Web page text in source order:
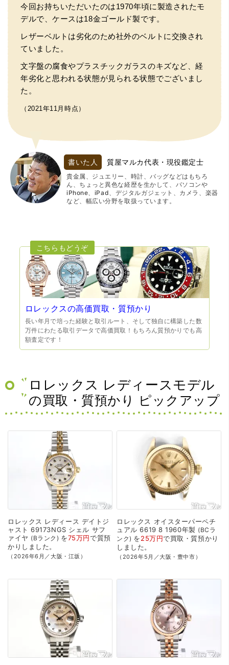
今回お持ちいただいたのは1970年頃に製造されたモ
デルで、ケースは18金ゴールド製です。
レザーベルトは劣化のため社外のベルトに交換され
ていました。
文字盤の腐食やプラスチックガラスのキズなど、経
年劣化と思われる状態が見られる状態でございまし
た。
（2021年11月時点）
書いた人 質屋マルカ代表・現役鑑定士
貴金属、ジュエリー、時計、バッグなどはもちろ
ん、ちょっと異色な経歴を生かして、パソコンや
iPhone、iPad、デジタルガジェット、カメラ、楽器
など、幅広い分野を取扱っています。
ロレックスの高価買取・質預かり
長い年月で培った経験と取引ルート、そして独自に構築した数
万件にわたる取引データで高価買取！もちろん質預かりでも高
額査定です！
ロレックス レディースモデル
の買取・質預かり ピックアップ
ロレックス レディース デイトジ
ャスト 69173NGS シェル サフ
ァイヤ
Bランク を75万円で質預
かり しました。
（2026年6月／大阪・江坂）
ロレックス オイスターパーペチ
ュアル 6619 8 1960年製
BCラ
ンク を25万円で買取・質預かり
しました。
（2026年5月／大阪・豊中市）